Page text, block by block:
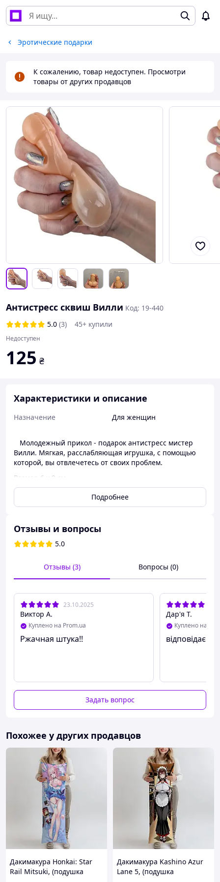
Эротические подарки
К сожалению, товар недоступен. Просмотри
товары от других продавцов
Антистресс сквиш Вилли Код: 19-440
5.0 (3) 45+ купили
Недоступен
125 ₴
Характеристики и описание
Назначение Для женщин
Молодежный прикол - подарок антистресс мистер
Вилли. Мягкая, расслабляющая игрушка, с помощью
которой, вы отвлечетесь от своих проблем.
Размер 6 х 9 см.
Подробнее
Отзывы и вопросы
5.0
Отзывы (3) Вопросы (0)
23.10.2025
Виктор А.
Куплено на Prom.ua
Ржачная штука!!
Дар'я Т.
Куплено на
відповідає
Задать вопрос
Похожее у других продавцов
Дакимакура Honkai: Star
Rail Mitsuki, (подушка
Дакимакура Kashino Azur
Lane 5, (подушка